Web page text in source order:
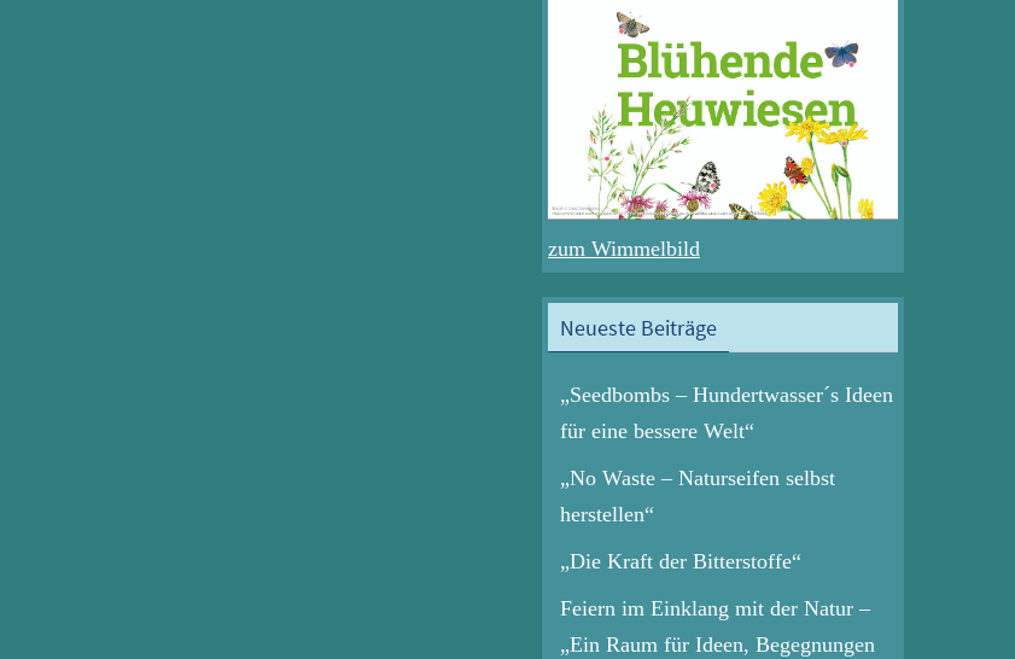
zum Wimmelbild
Neueste Beiträge
„Seedbombs – Hundertwasser´s Ideen
für eine bessere Welt“
„No Waste – Naturseifen selbst
herstellen“
„Die Kraft der Bitterstoffe“
Feiern im Einklang mit der Natur –
„Ein Raum für Ideen, Begegnungen